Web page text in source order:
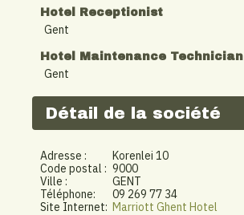
Hotel Receptionist
Gent
Hotel Maintenance Technician
Gent
Détail de la société
Adresse :
Korenlei 10
Code postal : 9000
Ville :
GENT
Téléphone:
09 269 77 34
Site Internet: Marriott Ghent Hotel